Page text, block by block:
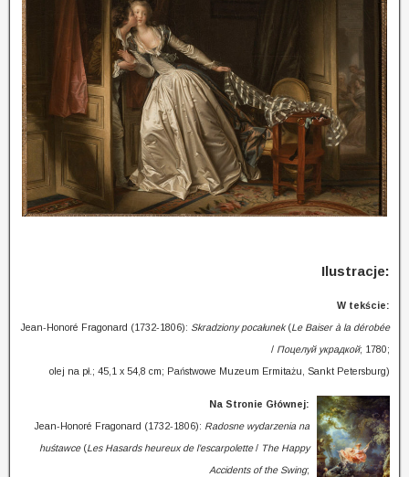
Ilustracje:
W tekście:
Jean-Honoré Fragonard (1732-1806): Skradziony pocałunek(Le Baiser à la dérobée
/ Поцелуй украдкой; 1780;
olej na pł.; 45,1 x 54,8 cm; Państwowe Muzeum Ermitażu, Sankt Petersburg)
Na Stronie Głównej:
Jean-Honoré Fragonard (1732-1806): Radosne wydarzenia na
huśtawce(Les Hasards heureux de l’escarpolette/ The Happy
Accidents of the Swing;